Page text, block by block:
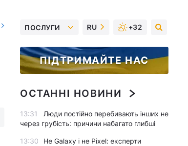
ПОСЛУГИ RU +32
ПІДТРИМАЙТЕ НАС
ОСТАННІ НОВИНИ
13:31
Люди постійно перебивають інших не
через грубість: причини набагато глибші
13:30
Не Galaxy і не Pixel: експерти